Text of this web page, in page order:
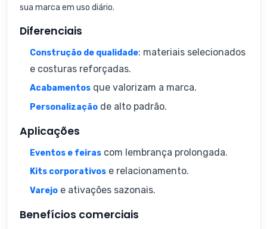
sua marca em uso diário.
Diferenciais
Construção de qualidade: materiais selecionados
e costuras reforçadas.
Acabamentos que valorizam a marca.
Personalização de alto padrão.
Aplicações
Eventos e feiras com lembrança prolongada.
Kits corporativos e relacionamento.
Varejo e ativações sazonais.
Benefícios comerciais